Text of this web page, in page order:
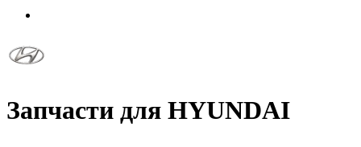
Запчасти для HYUNDAI